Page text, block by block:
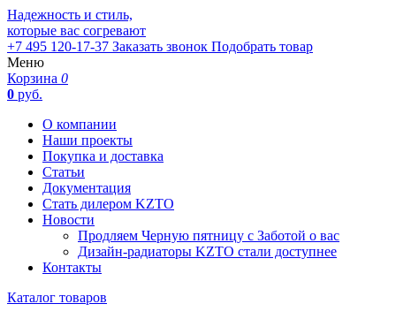
Надежность и стиль,
которые вас согревают
+7 495 120-17-37 Заказать звонок Подобрать товар
Меню
Корзина 0
0 руб.
О компании
Наши проекты
Покупка и доставка
Статьи
Документация
Стать дилером KZTO
Новости
Продляем Черную пятницу с Заботой о вас
Дизайн-радиаторы KZTO стали доступнее
Контакты
Каталог товаров